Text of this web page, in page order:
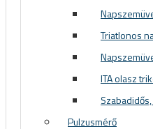
Triatlonos
ITA olasz
Pulzusmérő